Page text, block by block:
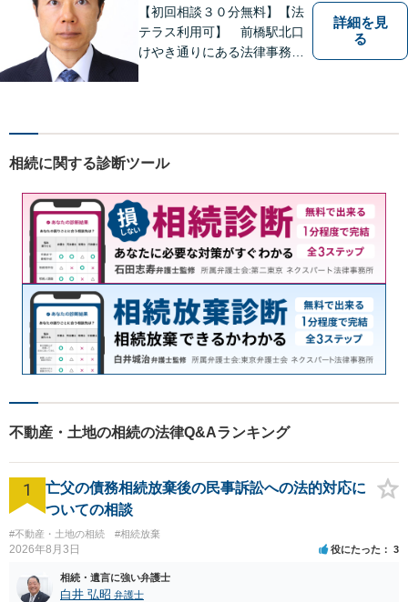
相談ください。
【初回相談３０分無料】【法
テラス利用可】 前橋駅北口
けやき通りにある法律事務所
詳細を見
る
相続に関する診断ツール
不動産・土地の相続の法律Q&Aランキング
1
亡父の債務相続放棄後の民事訴訟への法的対応に
ついての相談
#不動産・土地の相続 #相続放棄
2026年8月3日 役にたった 3
相続・遺言に強い弁護士
白井 弘昭 弁護士